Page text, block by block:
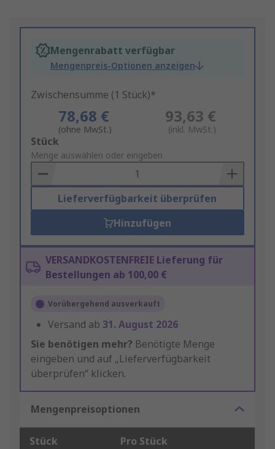
Mengenrabatt verfügbar
Mengenpreis-Optionen anzeigen
Zwischensumme (1 Stück)*
78,68 €
(ohne MwSt.)
93,63 €
(inkl. MwSt.)
Add
to
Basket
Stück
Menge auswählen oder eingeben
Lieferverfügbarkeit überprüfen
Hinzufügen
VERSANDKOSTENFREIE Lieferung für
Bestellungen ab 100,00 €
Vorübergehend ausverkauft
Versand ab 31. August 2026
Sie benötigen mehr? Benötigte Menge
eingeben und auf „Lieferverfügbarkeit
überprüfen“ klicken.
Mengenpreisoptionen
Stück Pro Stück